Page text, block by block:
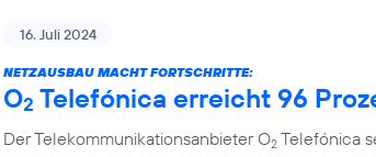
16. Juli 2024
NETZAUSBAU MACHT FORTSCHRITTE:
O2 Telefónica erreicht 96
Der Telekommunikationsanbieter O2 Telefónica